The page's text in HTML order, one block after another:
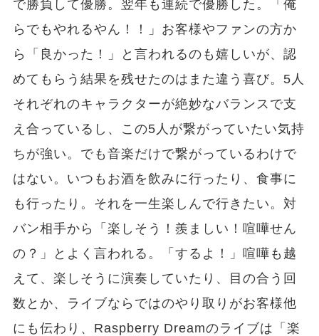
で勝負して優勝。翌年も連続で優勝した。「俺
らでもやれるやん！！」お客様やファンの方か
ら「良かった！」と言われるのも嬉しいが、認
めてもらう結果を残せたのはまた違う喜び。5人
それぞれのキャラクターが絶妙なバランスで支
え合っているし、この5人が繋がっていたい気持
ちが強い。でも音楽だけで繋がっているわけで
はない。いつもお酒を飲みに行ったり、食事に
も行ったり。それを一生楽しんで行きたい。対
バン相手から「楽しそう！羨ましい！喧嘩せん
の？」とよく言われる。「するよ！」喧嘩も越
えて、楽しそうに演奏していたり、目の合う回
数とか、ライブならではのやり取りがお客様他
にも伝わり、Raspberry Dreamのライブは「楽